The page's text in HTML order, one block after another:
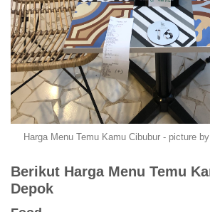
Harga Menu Temu Kamu Cibubur - picture by
Berikut Harga Menu Temu
Depok